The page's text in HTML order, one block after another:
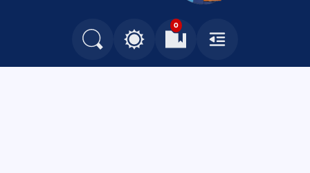
القائمة
0
العلامات المرجعيةالتغيير بين الوضع النهاري والداكن
البحث في المدونة